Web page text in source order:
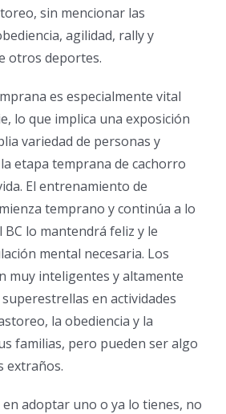
sin mencionar las
agilidad, rally y
otros deportes.
es especialmente vital
lo que implica una exposición
variedad de personas y
etapa temprana de cachorro
El entrenamiento de
temprano y continúa a lo
BC lo mantendrá feliz y le
mental necesaria. Los
muy inteligentes y altamente
en actividades
la obediencia y la
familias, pero pueden ser algo
extraños.
adoptar uno o ya lo tienes, no